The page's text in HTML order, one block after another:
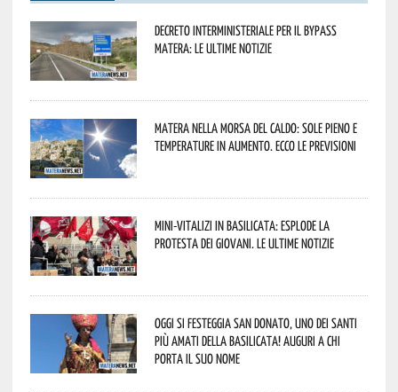
Decreto interministeriale per il Bypass
Matera: le ultime notizie
Matera nella morsa del caldo: sole pieno e
temperature in aumento. Ecco le previsioni
Mini-vitalizi in Basilicata: esplode la
protesta dei giovani. Le ultime notizie
Oggi si festeggia San Donato, uno dei Santi
più amati della Basilicata! Auguri a chi
porta il suo nome